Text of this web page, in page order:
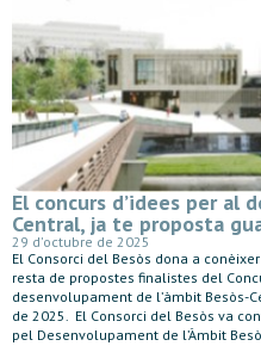
El concurs d’idees per al
Central, ja te proposta
29 d'octubre de 2025
El Consorci del Besòs dona a
resta de propostes finalistes del
desenvolupament de l’àmbit Besòs-
de 2025. El Consorci del Besòs va
pel Desenvolupament de l’Àmbit